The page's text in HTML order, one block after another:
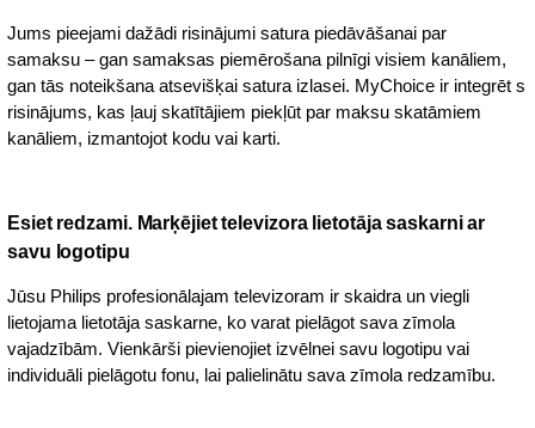
Jums pieejami dažādi risinājumi satura piedāvāšanai par
samaksu – gan samaksas piemērošana pilnīgi visiem kanāliem,
gan tās noteikšana atsevišķai satura izlasei. MyChoice ir integrēt s
risinājums, kas ļauj skatītājiem piekļūt par maksu skatāmiem
kanāliem, izmantojot kodu vai karti.
Esiet redzami. Marķējiet televizora lietotāja saskarni ar
savu logotipu
Jūsu Philips profesionālajam televizoram ir skaidra un viegli
lietojama lietotāja saskarne, ko varat pielāgot sava zīmola
vajadzībām. Vienkārši pievienojiet izvēlnei savu logotipu vai
individuāli pielāgotu fonu, lai palielinātu sava zīmola redzamību.